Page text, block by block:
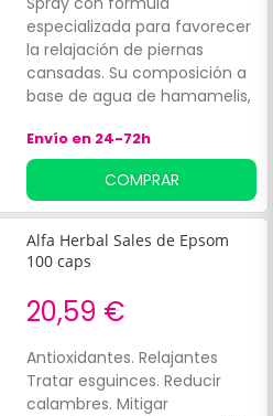
especializada para favorecer
la relajación de piernas
cansadas. Su composición a
base de agua de hamamelis,
sales de Epsom y sal marina
proporciona una acción
astringente y lenitiva que
deja una agradable
sensación de frescor y alivio
en las piernas pesadas.
Envío en 24-72h
COMPRAR
Alfa Herbal Sales de Epsom
100 caps
20,59 €
Antioxidantes. Relajantes
Tratar esguinces. Reducir
calambres. Mitigar